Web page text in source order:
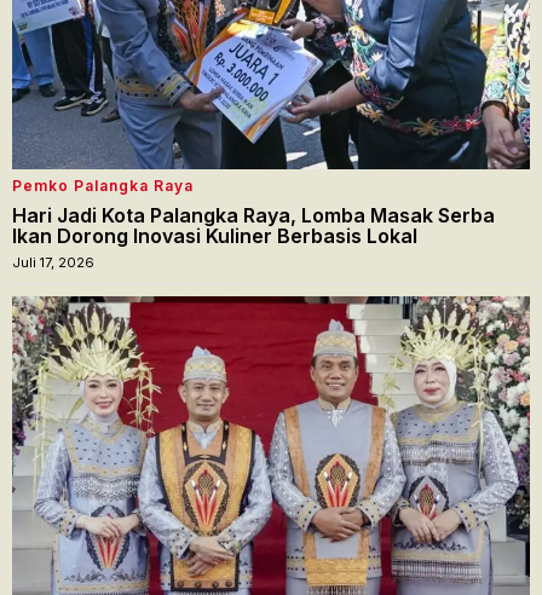
Pemko Palangka Raya
Hari Jadi Kota Palangka Raya, Lomba Masak Serba
Ikan Dorong Inovasi Kuliner Berbasis Lokal
Juli 17, 2026